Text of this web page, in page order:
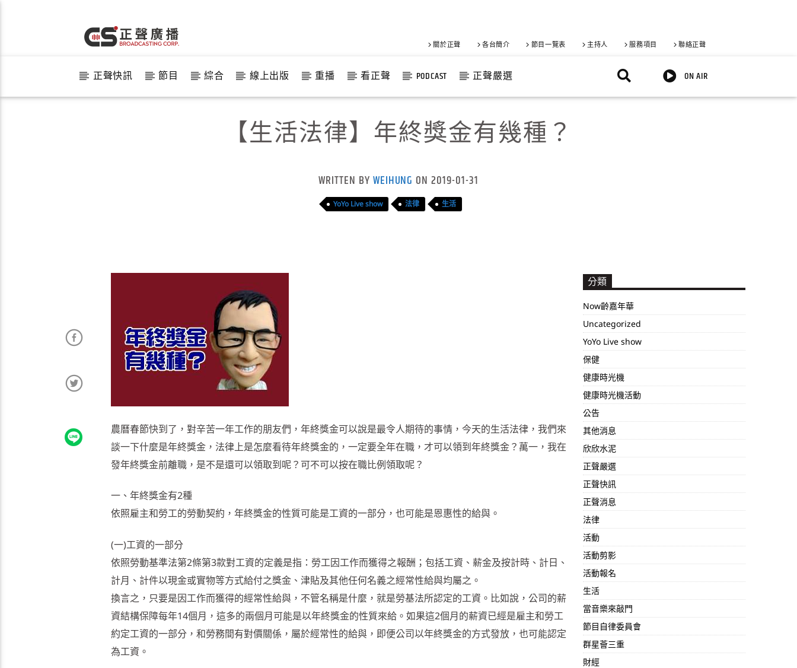
關於正聲 各台簡介 節目一覽表 主持人 服務項目 聯絡正聲
正聲快訊 節目 綜合 線上出版 重播 看正聲 PODCAST 正聲嚴選 ON AIR
【生活法律】年終獎金有幾種？
WRITTEN BY WEIHUNG ON 2019-01-31
YoYo Live show 法律 生活
農曆春節快到了，對辛苦一年工作的朋友們，年終獎金可以說是最令人期待的事情，今天的生活法律，我們來
談一下什麼是年終獎金，法律上是怎麼看待年終獎金的，一定要全年在職，才可以領到年終獎金？萬一，我在
發年終獎金前離職，是不是還可以領取到呢？可不可以按在職比例領取呢？
一、年終獎金有2種
依照雇主和勞工的勞動契約，年終獎金的性質可能是工資的一部分，也可能是恩惠性的給與。
(一)工資的一部分
依照勞動基準法第2條第3款對工資的定義是指：勞工因工作而獲得之報酬；包括工資、薪金及按計時、計日、
計月、計件以現金或實物等方式給付之獎金、津貼及其他任何名義之經常性給與均屬之。
換言之，只要是因工作而獲得的經常性給與，不管名稱是什麼，就是勞基法所認定的工資。比如說，公司的薪
資結構保障每年14個月，這多的兩個月可能是以年終獎金的性質來給。如果這2個月的薪資已經是雇主和勞工
約定工資的一部分，和勞務間有對價關係，屬於經常性的給與，即便公司以年終獎金的方式發放，也可能認定
為工資。
分類
Now齡嘉年華
Uncategorized
YoYo Live show
保健
健康時光機
健康時光機活動
公告
其他消息
欣欣水泥
正聲嚴選
正聲快訊
正聲消息
法律
活動
活動剪影
活動報名
生活
當音樂來敲門
節目自律委員會
群星薈三重
財經